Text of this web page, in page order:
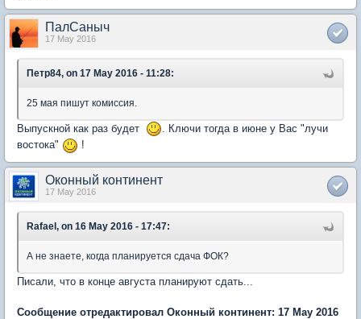
ПалСаныч
17 May 2016
Петр84, on 17 May 2016 - 11:28:
25 мая пишут комиссия.
Выпускной как раз будет
. Ключи тогда в июне у Вас "лучи
востока"
!
Оконный континент
17 May 2016
Rafael, on 16 May 2016 - 17:47:
А не знаете, когда планируется сдача ФОК?
Писали, что в конце августа планируют сдать...
Сообщение отредактировал Оконный континент: 17 May 2016